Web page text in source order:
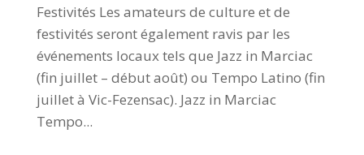
Festivités Les amateurs de culture et de
festivités seront également ravis par les
événements locaux tels que Jazz in Marciac
(fin juillet – début août) ou Tempo Latino (fin
juillet à Vic-Fezensac). Jazz in Marciac
Tempo...